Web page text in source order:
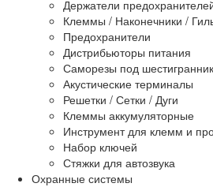
Держатели
Клеммы / Наконечники /
Предохранители
Дистрибьюторы питания
Саморезы под шестигранник
Акустические терминалы
Решетки / Сетки / Дуги
Клеммы аккумуляторные
Инструмент для клемм и
Набор ключей
Стяжки для автозвука
Охранные системы